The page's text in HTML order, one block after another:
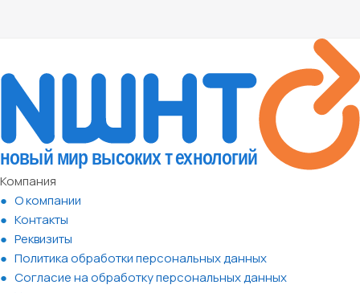
Компания
О компании
Контакты
Реквизиты
Политика обработки персональных данных
Согласие на обработку персональных данных